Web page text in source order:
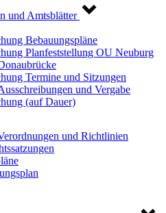
und Amtsblätter
Bebauungspläne
Planfeststellung OU Neuburg
Termine und Sitzungen
und Vergabe
(auf Dauer)
und Richtlinien